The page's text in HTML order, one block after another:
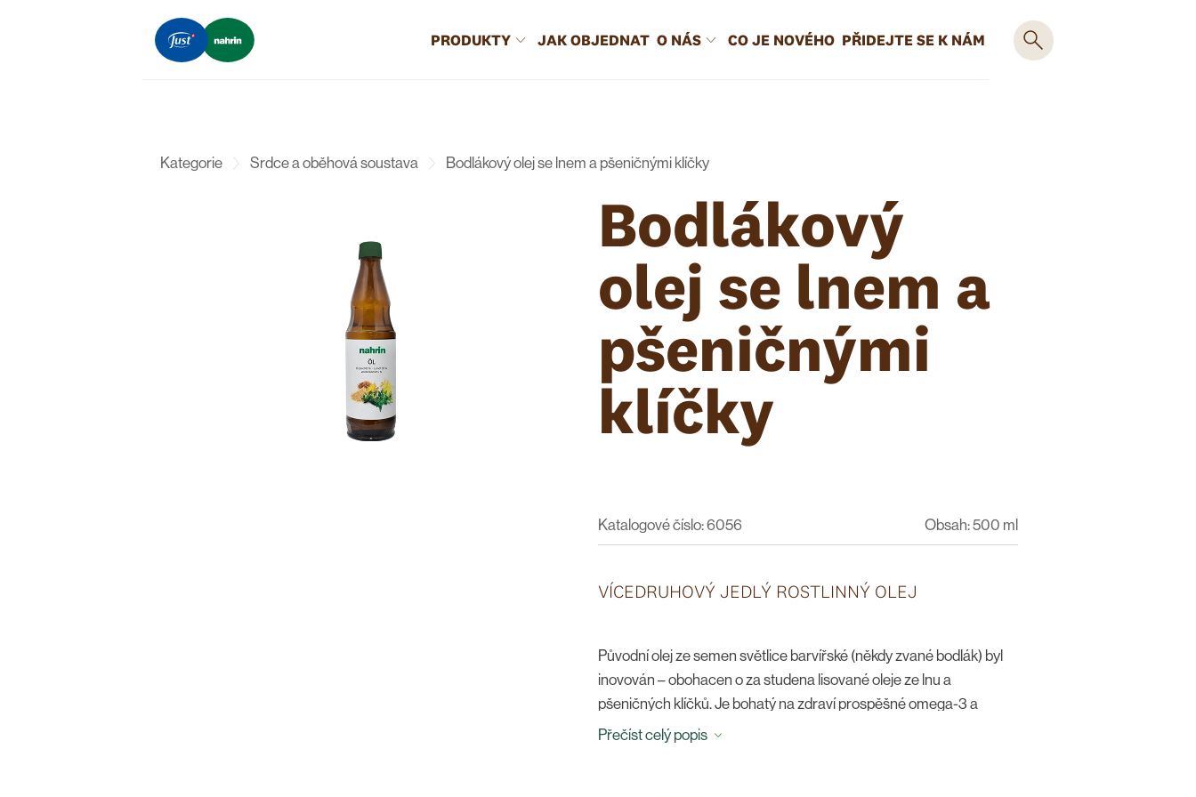
PRODUKTY JAK OBJEDNAT O NÁS CO JE NOVÉHO PŘIDEJTE SE K NÁM
Kategorie Srdce a oběhová soustava Bodlákový olej se lnem a pšeničnými klíčky
Bodlákový
olej se lnem a
pšeničnými
klíčky
Katalogové číslo: 6056 Obsah: 500 ml
VÍCEDRUHOVÝ JEDLÝ ROSTLINNÝ OLEJ
Původní olej ze semen světlice barvířské (někdy zvané bodlák) byl
inovován – obohacen o za studena lisované oleje ze lnu a
pšeničných klíčků. Je bohatý na zdraví prospěšné omega-3 a
omega-6 mastné kyseliny a obsahuje přírodní formu vitaminu E,
Přečíst celý popis